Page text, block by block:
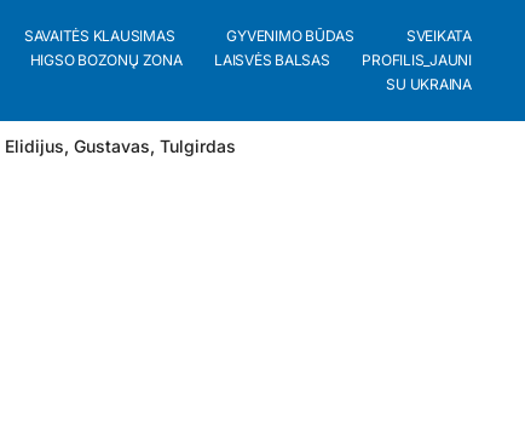
SAVAITĖS KLAUSIMAS GYVENIMO BŪDAS
SVEIKATA
HIGSO BOZONŲ ZONA LAISVĖS BALSAS
PROFILIS_JAUNI
SU UKRAINA
Elidijus, Gustavas, Tulgirdas